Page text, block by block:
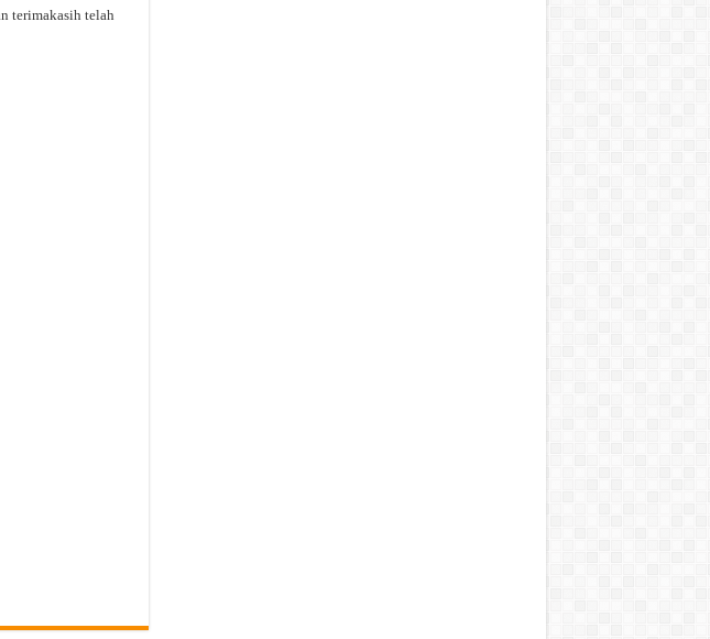
terimakasih telah